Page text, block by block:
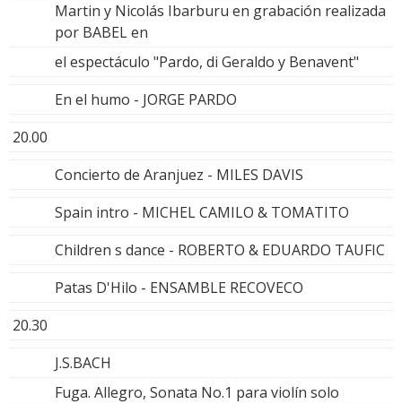
Martin y Nicolás Ibarburu en grabación realizada
por BABEL en
el espectáculo "Pardo, di Geraldo y Benavent"
En el humo - JORGE PARDO
20.00
Concierto de Aranjuez - MILES DAVIS
Spain intro - MICHEL CAMILO & TOMATITO
Children s dance - ROBERTO & EDUARDO TAUFIC
Patas D'Hilo - ENSAMBLE RECOVECO
20.30
J.S.BACH
Fuga. Allegro, Sonata No.1 para violín solo